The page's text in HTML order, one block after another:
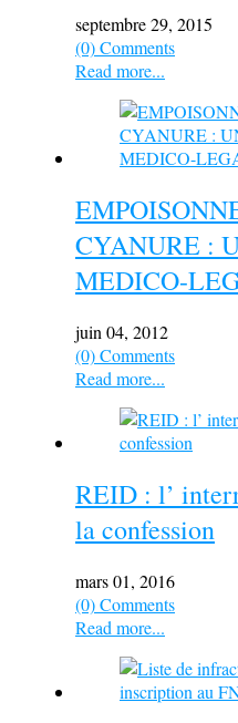
septembre 29, 2015
(0) Comments
Read more...
CYANURE :
MEDICO-
juin 04, 2012
(0) Comments
Read more...
REID : l’
la confession
mars 01, 2016
(0) Comments
Read more...